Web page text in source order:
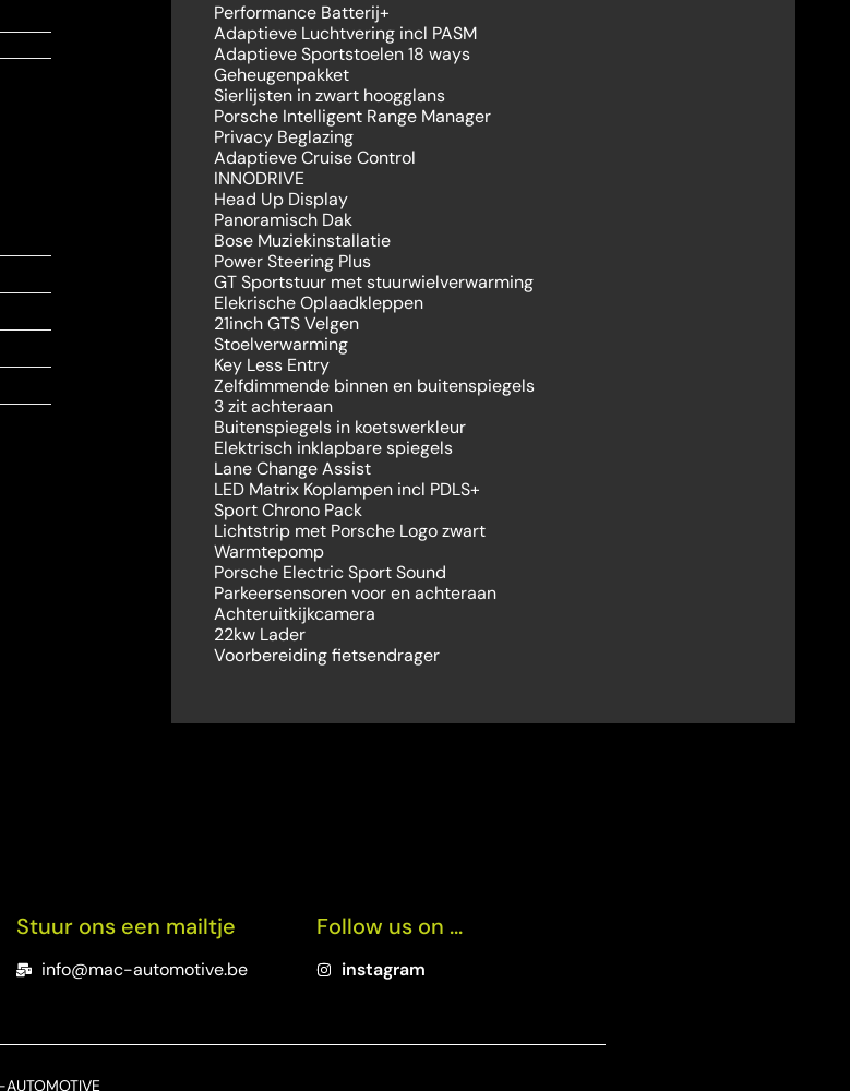
Performance Batterij+
Adaptieve Luchtvering incl PASM
Adaptieve Sportstoelen 18 ways
Geheugenpakket
Sierlijsten in zwart hoogglans
Porsche Intelligent Range Manager
Privacy Beglazing
Adaptieve Cruise Control
INNODRIVE
Head Up Display
Panoramisch Dak
Bose Muziekinstallatie
Power Steering Plus
GT Sportstuur met stuurwielverwarming
Elekrische Oplaadkleppen
21inch GTS Velgen
Stoelverwarming
Key Less Entry
Zelfdimmende binnen en buitenspiegels
3 zit achteraan
Buitenspiegels in koetswerkleur
Elektrisch inklapbare spiegels
Lane Change Assist
LED Matrix Koplampen incl PDLS+
Sport Chrono Pack
Lichtstrip met Porsche Logo zwart
Warmtepomp
Porsche Electric Sport Sound
Parkeersensoren voor en achteraan
Achteruitkijkcamera
22kw Lader
Voorbereiding fietsendrager
Stuur ons een mailtje
info@mac-automotive.be
Follow us on ...
instagram